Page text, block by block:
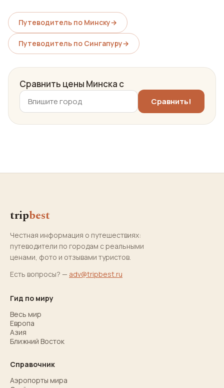
Путеводитель по Минску→
Путеводитель по Сингапуру→
Сравнить цены Минска с
tripbest
Честная информация о путешествиях:
путеводители по городам с реальными
ценами, фото и отзывами туристов.
Есть вопросы? — adv@tripbest.ru
Гид по миру
Весь мир
Европа
Азия
Ближний Восток
Справочник
Аэропорты мира